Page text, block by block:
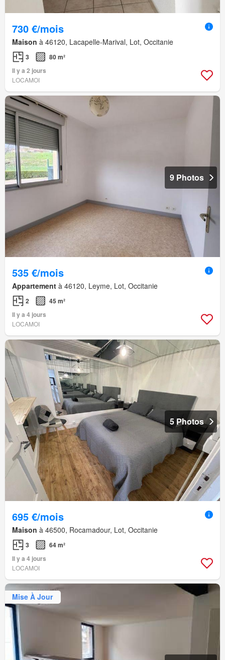
730 €/mois
Maison à 46120, Lacapelle-Marival, Lot, Occitanie
3
80 m²
Il y a 2 jours
LOCAMOI
9 Photos
535 €/mois
Appartement à 46120, Leyme, Lot, Occitanie
2
45 m²
Il y a 4 jours
LOCAMOI
5 Photos
695 €/mois
Maison à 46500, Rocamadour, Lot, Occitanie
3
64 m²
Il y a 4 jours
LOCAMOI
Mise À Jour